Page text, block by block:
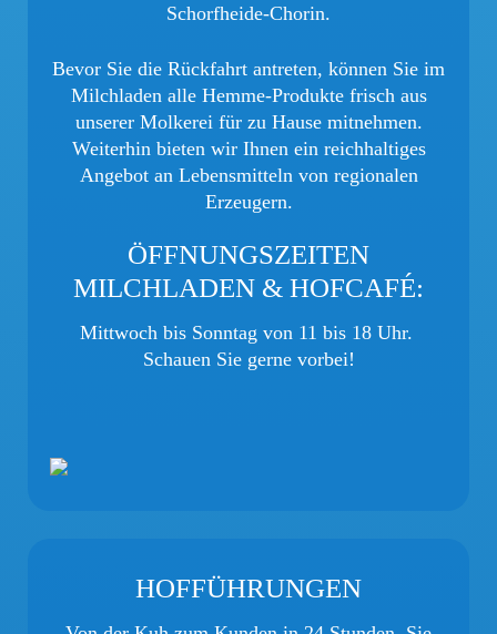
Schorfheide-Chorin.
Bevor Sie die Rückfahrt antreten, können Sie im
Milchladen alle Hemme-Produkte frisch aus
unserer Molkerei für zu Hause mitnehmen.
Weiterhin bieten wir Ihnen ein reichhaltiges
Angebot an Lebensmitteln von regionalen
Erzeugern.
ÖFFNUNGSZEITEN
MILCHLADEN & HOFCAFÉ:
Mittwoch bis Sonntag von 11 bis 18 Uhr.
Schauen Sie gerne vorbei!
HOFFÜHRUNGEN